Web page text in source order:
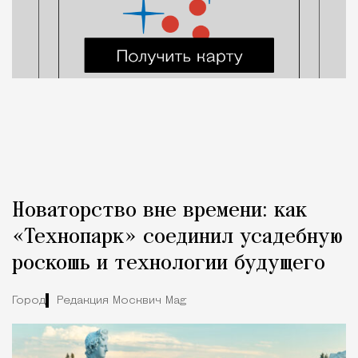
Новаторство вне времени: как
«Технопарк» соединил усадебную
роскошь и технологии будущего
Город Редакция Москвич Mag